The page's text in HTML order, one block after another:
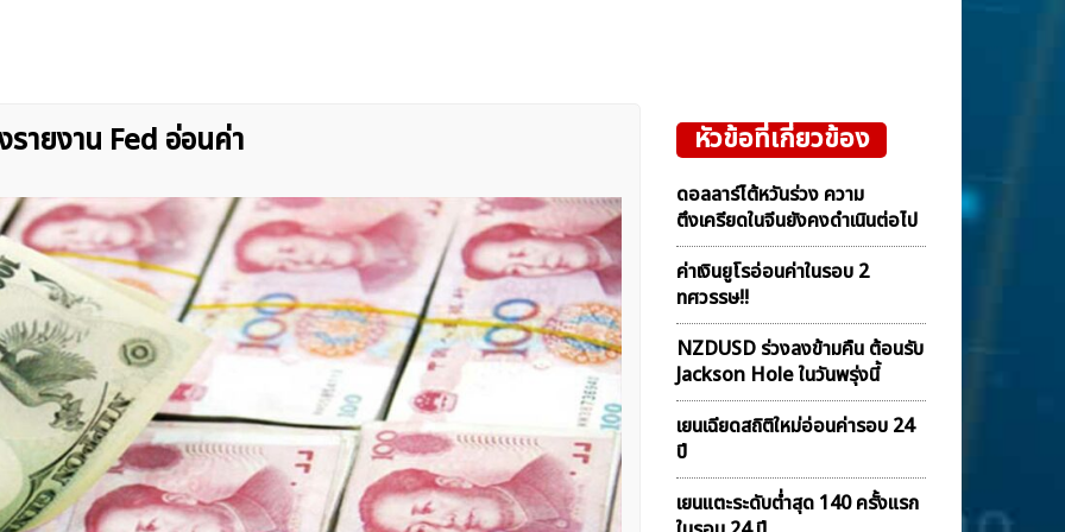
ายงาน Fed อ่อนค่า หัวข้อที่เกี่ยวข้อง
ดอลลาร์ไต้หวันร่วง ความ
ตึงเครียดในจีนยังคงดำเนินต่อไป
ค่าเงินยูโรอ่อนค่าในรอบ 2
ทศวรรษ!!
NZDUSD ร่วงลงข้ามคืน ต้อนรับ
Jackson Hole ในวันพรุ่งนี้
เยนเฉียดสถิติใหม่อ่อนค่ารอบ 24
ปี
เยนแตะระดับต่ำสุด 140 ครั้งแรก